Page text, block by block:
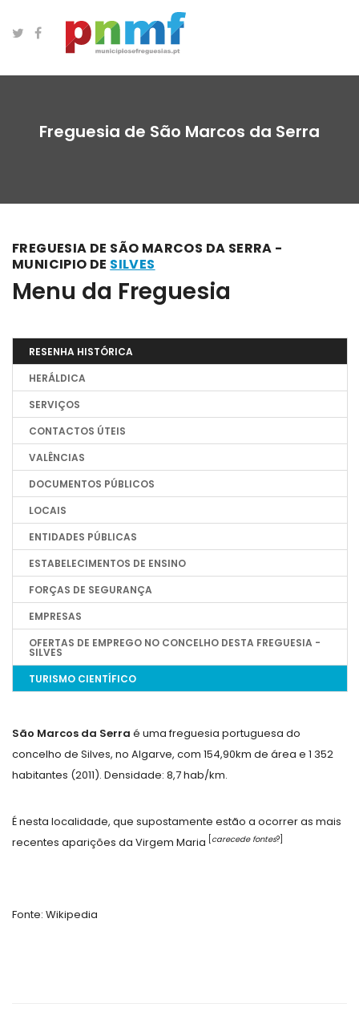
Freguesia de São Marcos da Serra
FREGUESIA DE SÃO MARCOS DA SERRA -
MUNICIPIO DE SILVES
Menu da Freguesia
RESENHA HISTÓRICA
HERÁLDICA
SERVIÇOS
CONTACTOS ÚTEIS
VALÊNCIAS
DOCUMENTOS PÚBLICOS
LOCAIS
ENTIDADES PÚBLICAS
ESTABELECIMENTOS DE ENSINO
FORÇAS DE SEGURANÇA
EMPRESAS
OFERTAS DE EMPREGO NO CONCELHO DESTA FREGUESIA -
SILVES
TURISMO CIENTÍFICO
São Marcos da Serra é uma freguesia portuguesa do
concelho de Silves, no Algarve, com 154,90km de área e 1 352
habitantes (2011). Densidade: 8,7 hab/km.
É nesta localidade, que supostamente estão a ocorrer as mais
recentes aparições da Virgem Maria
carecede fontes?
Fonte: Wikipedia